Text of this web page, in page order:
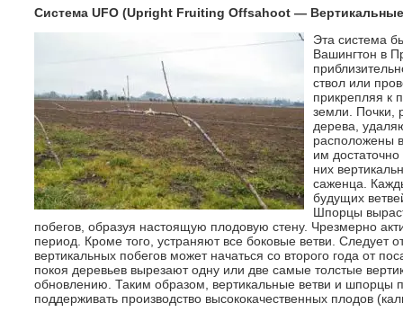
Система UFO (Upright Fruiting Offsahoot —
Эта система
Вашингтон в
ствол или
прикрепляя к
земли. Почки,
дерева,
расположены
им достаточно
них
саженца.
будущих
Шпорцы
побегов, образуя настоящую плодовую стену. Чрезмерно
период. Кроме того, устраняют все боковые ветви. Следует
вертикальных побегов может начаться со второго года от
покоя деревьев вырезают одну или две самые толстые
обновлению. Таким образом, вертикальные ветви и шпорцы
поддерживать производство высококачественных плодов